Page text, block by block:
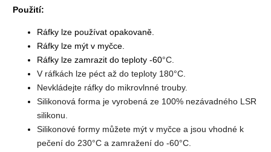
Použití:
Ráfky lze používat opakovaně.
Ráfky lze mýt v myčce.
Ráfky lze zamrazit do teploty -60°C.
V ráfkách lze péct až do teploty 180°C.
Nevkládejte ráfky do mikrovlnné trouby.
Silikonová forma je vyrobená ze 100% nezávadného LSR
silikonu.
Silikonové formy můžete mýt v myčce a jsou vhodné k
pečení do 230°C a zamražení do -60°C.